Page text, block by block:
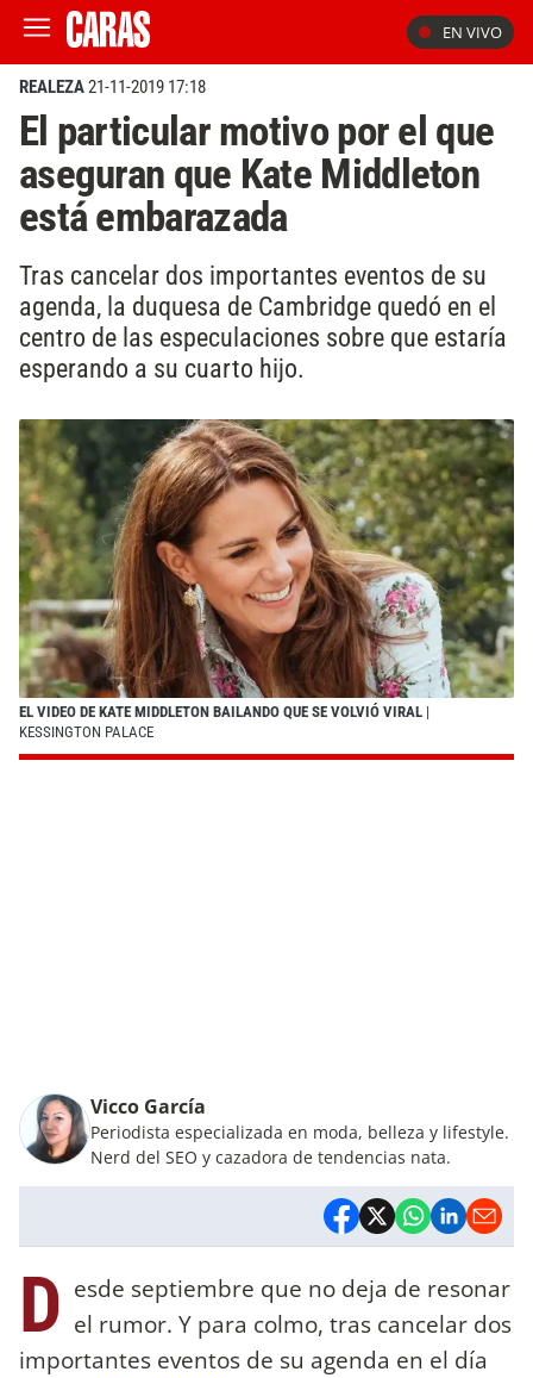
EN VIVO
REALEZA21-11-2019 17:18
El particular motivo por el que
aseguran que Kate Middleton
está embarazada
Tras cancelar dos importantes eventos de su
agenda, la duquesa de Cambridge quedó en el
centro de las especulaciones sobre que estaría
esperando a su cuarto hijo.
EL VIDEO DE KATE MIDDLETON BAILANDO QUE SE VOLVIÓ VIRAL |
KESSINGTON PALACE
Vicco García
Periodista especializada en moda, belleza y lifestyle.
Nerd del SEO y cazadora de tendencias nata.
D esde septiembre que no deja de resonar
el rumor. Y para colmo, tras cancelar dos
importantes eventos de su agenda en el día